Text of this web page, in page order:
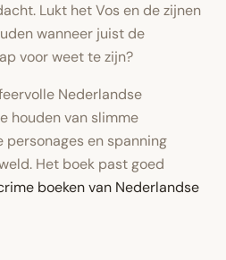
Lukt het Vos en de zijnen
wanneer juist de
voor weet te zijn?
Nederlandse
houden van slimme
en spanning
Het boek past goed
boeken van Nederlandse